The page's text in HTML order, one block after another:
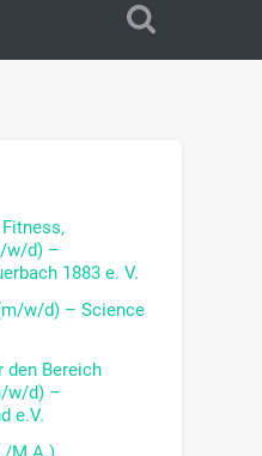
w/d) –
1883 e. V.
w/d) – Science
den Bereich
w/d) –
e.V.